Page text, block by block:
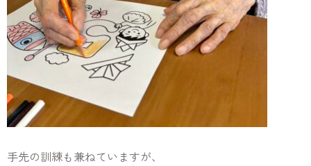
手先の訓練も兼ねていますが、